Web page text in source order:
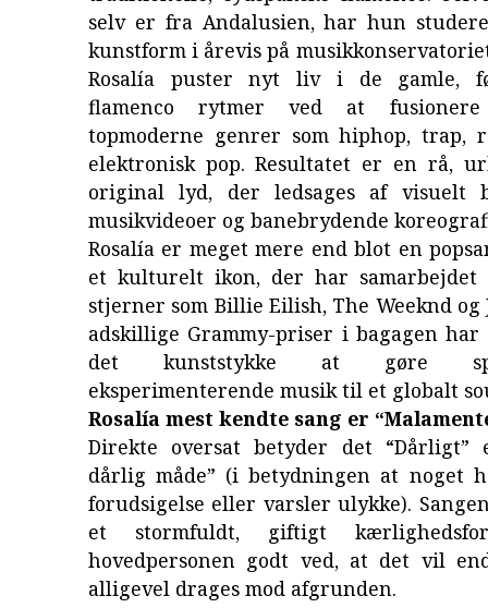
selv er fra Andalusien, har hun
kunstform i årevis på
Rosalía puster nyt liv i de gamle,
flamenco rytmer ved at
topmoderne genrer som hiphop, trap,
elektronisk pop. Resultatet er en rå,
original lyd, der ledsages af visuelt
musikvideoer og banebrydende
Rosalía er meget mere end blot en
et kulturelt ikon, der har samarbejdet
stjerner som Billie Eilish, The Weeknd og
adskillige Grammy-priser i bagagen
det kunststykke at gøre
eksperimenterende musik til et globalt
Rosalía mest kendte sang er
Direkte oversat betyder det “Dårligt”
dårlig måde” (i betydningen at noget
forudsigelse eller varsler ulykke).
et stormfuldt, giftigt
hovedpersonen godt ved, at det vil
alligevel drages mod afgrunden.